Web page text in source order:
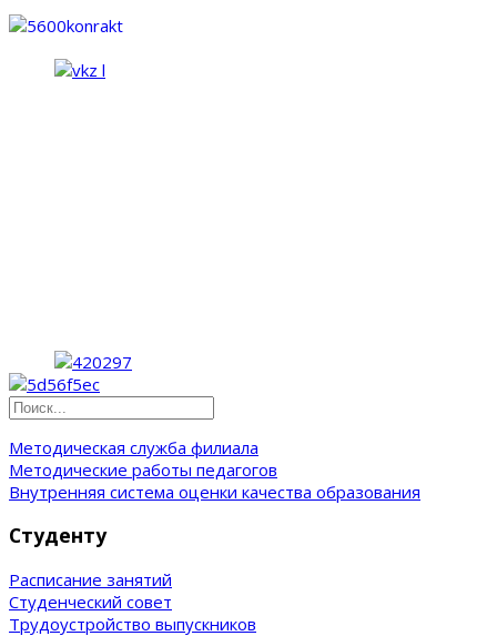
Методическая служба филиала
Методические работы педагогов
Внутренняя система оценки качества образования
Студенту
Расписание занятий
Студенческий совет
Трудоустройство выпускников